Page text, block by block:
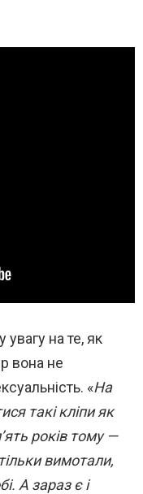
на те, як
вона не
«На
такі кліпи як
років тому —
вимотали,
А зараз є і